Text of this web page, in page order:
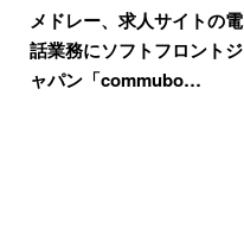
メドレー、求人サイトの電
話業務にソフトフロントジ
ャパン「commubo…